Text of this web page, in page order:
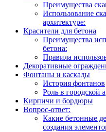
Преимущества
Использование
архитектуре:
Красители для бетона
Преимущества
бетона:
Правила
Декоративные
Фонтаны и каскады
История фонтанов
Роль в городской
Кирпичи и бордюры
Вопрос-ответ:
Какие бетонные
создания